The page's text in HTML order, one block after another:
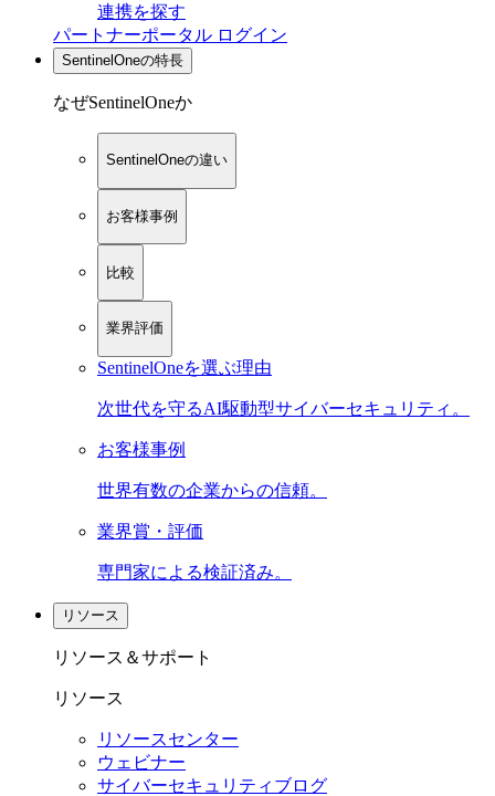
連携を探す
パートナーポータル ログイン
SentinelOneの特長
なぜSentinelOneか
SentinelOneの違い
お客様事例
比較
業界評価
SentinelOneを選ぶ理由
次世代を守るAI駆動型サイバーセキュリティ。
お客様事例
世界有数の企業からの信頼。
業界賞・評価
専門家による検証済み。
リソース
リソース＆サポート
リソース
リソースセンター
ウェビナー
サイバーセキュリティブログ